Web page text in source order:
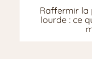
Raffermir la
lourde : ce